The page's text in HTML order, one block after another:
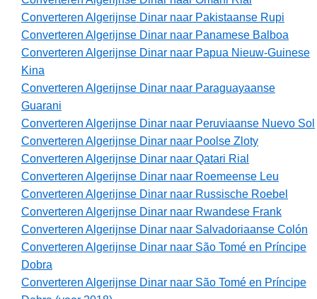
Converteren Algerijnse Dinar naar Pakistaanse Rupi
Converteren Algerijnse Dinar naar Panamese Balboa
Converteren Algerijnse Dinar naar Papua Nieuw-Guinese
Kina
Converteren Algerijnse Dinar naar Paraguayaanse
Guarani
Converteren Algerijnse Dinar naar Peruviaanse Nuevo Sol
Converteren Algerijnse Dinar naar Poolse Zloty
Converteren Algerijnse Dinar naar Qatari Rial
Converteren Algerijnse Dinar naar Roemeense Leu
Converteren Algerijnse Dinar naar Russische Roebel
Converteren Algerijnse Dinar naar Rwandese Frank
Converteren Algerijnse Dinar naar Salvadoriaanse Colón
Converteren Algerijnse Dinar naar São Tomé en Príncipe
Dobra
Converteren Algerijnse Dinar naar São Tomé en Príncipe